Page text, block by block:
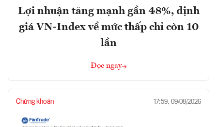
Lợi nhuận tăng mạnh gần 48%, định
giá VN-Index về mức thấp chỉ còn 10
lần
Đọc ngay
Chứng khoán 17:59, 09/08/2026